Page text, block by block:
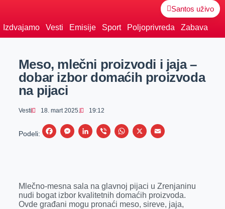
Santos uživo
Izdvajamo Vesti Emisije Sport Poljoprivreda Zabava
Meso, mlečni proizvodi i jaja –
dobar izbor domaćih proizvoda
na pijaci
Vesti 18. mart 2025. 19:12
Podeli:
F
b
o
M
e
n
L
e
d
V
r
W
s
A
X
E
l
Mlečno-mesna sala na glavnoj pijaci u Zrenjaninu
nudi bogat izbor kvalitetnih domaćih proizvoda.
Ovde građani mogu pronaći meso, sireve, jaja,